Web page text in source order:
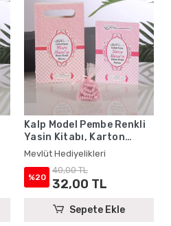
Kalp Model Pembe Renkli
Yasin Kitabı, Karton
Çanta ve Tesbih - Mevlüt
Hediyelikleri
Mevlüt Hediyelikleri
%20
40,00 TL
32,00 TL
Sepete Ekle